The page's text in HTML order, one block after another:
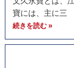
寶には、主に三
続きを読む »